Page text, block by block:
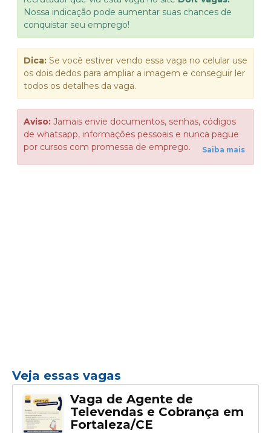
Nossa indicação pode aumentar suas chances de
conquistar seu emprego!
Dica: Se você estiver vendo essa vaga no celular use
os dois dedos para ampliar a imagem e conseguir ler
todos os detalhes da vaga.
Aviso: Jamais envie documentos, senhas, códigos
de whatsapp, informações pessoais e nunca pague
por cursos com promessa de emprego.
Saiba mais
Veja essas vagas
Vaga de Agente de
Televendas e Cobrança em
Fortaleza/CE